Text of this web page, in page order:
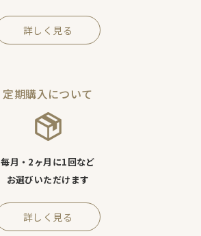
詳しく見る
定期購入について
毎月・2ヶ月に1回など
お選びいただけます
詳しく見る